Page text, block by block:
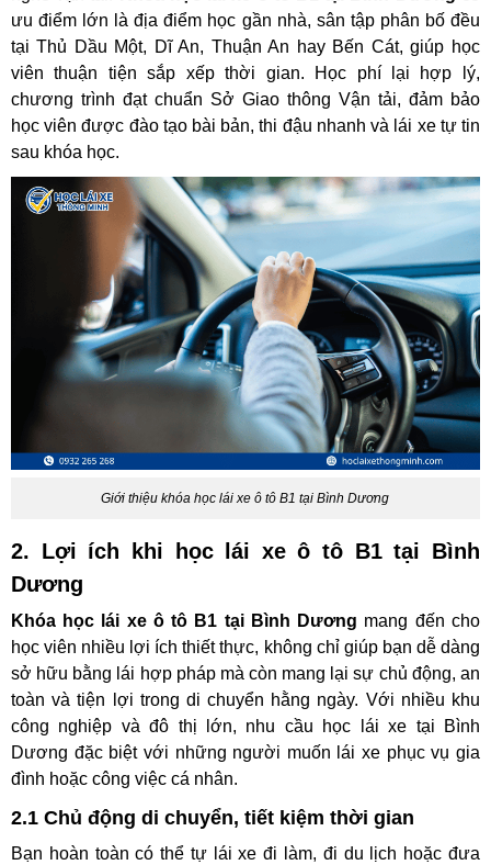
ưu điểm lớn là địa điểm học gần nhà, sân tập phân bố đều
tại Thủ Dầu Một, Dĩ An, Thuận An hay Bến Cát, giúp học
viên thuận tiện sắp xếp thời gian. Học phí lại hợp lý,
chương trình đạt chuẩn Sở Giao thông Vận tải, đảm bảo
học viên được đào tạo bài bản, thi đậu nhanh và lái xe tự tin
sau khóa học.
Giới thiệu khóa học lái xe ô tô B1 tại Bình Dương
2. Lợi ích khi học lái xe ô tô B1 tại Bình
Dương
Khóa học lái xe ô tô B1 tại Bình Dương mang đến cho
học viên nhiều lợi ích thiết thực, không chỉ giúp bạn dễ dàng
sở hữu bằng lái hợp pháp mà còn mang lại sự chủ động, an
toàn và tiện lợi trong di chuyển hằng ngày. Với nhiều khu
công nghiệp và đô thị lớn, nhu cầu học lái xe tại Bình
Dương đặc biệt với những người muốn lái xe phục vụ gia
đình hoặc công việc cá nhân.
2.1 Chủ động di chuyển, tiết kiệm thời gian
Bạn hoàn toàn có thể tự lái xe đi làm, đi du lịch hoặc đưa